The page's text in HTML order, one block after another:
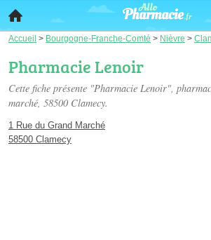
Accueil > Bourgogne-Franche-Comté > Nièvre >
Pharmacie Lenoir
Cette fiche présente "Pharmacie Lenoir",
marché, 58500 Clamecy.
1 Rue du Grand Marché
58500 Clamecy